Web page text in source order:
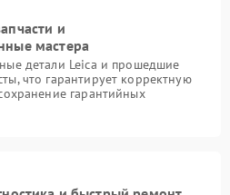
и
мастера
детали Leica и прошедшие
что гарантирует корректную
гарантийных